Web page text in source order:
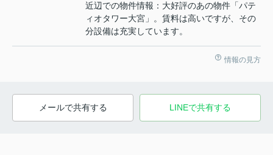
近辺での物件情報：大好評のあの物件「パテ
ィオタワー大宮」。賃料は高いですが、その
分設備は充実しています。
情報の見方
メールで共有する LINEで共有する